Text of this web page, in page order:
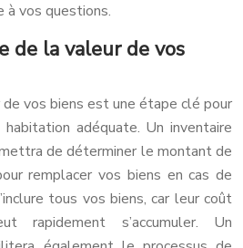
à vos questions.
de la valeur de vos
de vos biens est une étape clé pour
habitation adéquate. Un inventaire
de déterminer le montant de
remplacer vos biens en cas de
tous vos biens, car leur coût
rapidement s’accumuler. Un